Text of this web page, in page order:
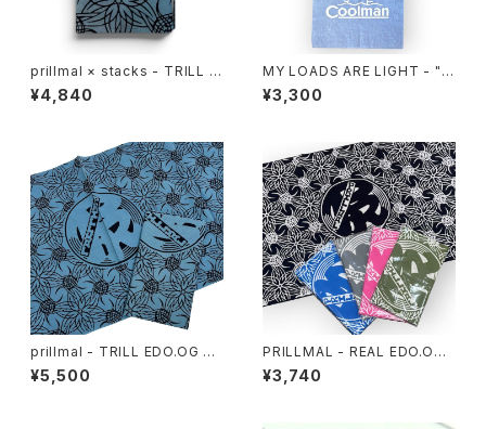
prillmal × stacks - TRILL E
DO.OG BOOKCOVER
¥4,840
MY LOADS ARE LIGHT - "C
oolman" Eco Tote Bag
¥3,300
prillmal - TRILL EDO.OG 手
拭い
¥5,500
PRILLMAL - REAL EDO.OG 1
8th 手拭い
¥3,740